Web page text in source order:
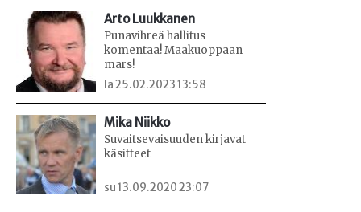
Arto Luukkanen
Punavihreä hallitus
komentaa! Maakuoppaan
mars!
la 25.02.2023 13:58
Mika Niikko
Suvaitsevaisuuden kirjavat
käsitteet
su 13.09.2020 23:07